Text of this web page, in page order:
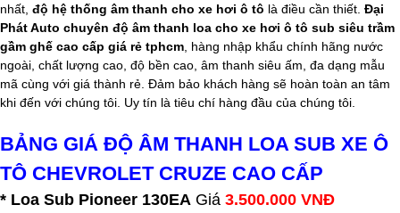
nhất, độ hệ thống âm thanh cho xe hơi ô tô là điều cần thiết. Đại
Phát Auto chuyên độ âm thanh loa cho xe hơi ô tô sub siêu trầm
gầm ghế cao cấp giá rẻ tphcm , hàng nhập khẩu chính hãng nước
ngoài, chất lượng cao, độ bền cao, âm thanh siêu ấm, đa dạng mẫu
mã cùng với giá thành rẻ. Đảm bảo khách hàng sẽ hoàn toàn an tâm
khi đến với chúng tôi. Uy tín là tiêu chí hàng đầu của chúng tôi.
BẢNG GIÁ ĐỘ ÂM THANH LOA SUB XE Ô
TÔ CHEVROLET CRUZE CAO CẤP
* Loa Sub Pioneer 130EA Giá 3.500.000 VNĐ